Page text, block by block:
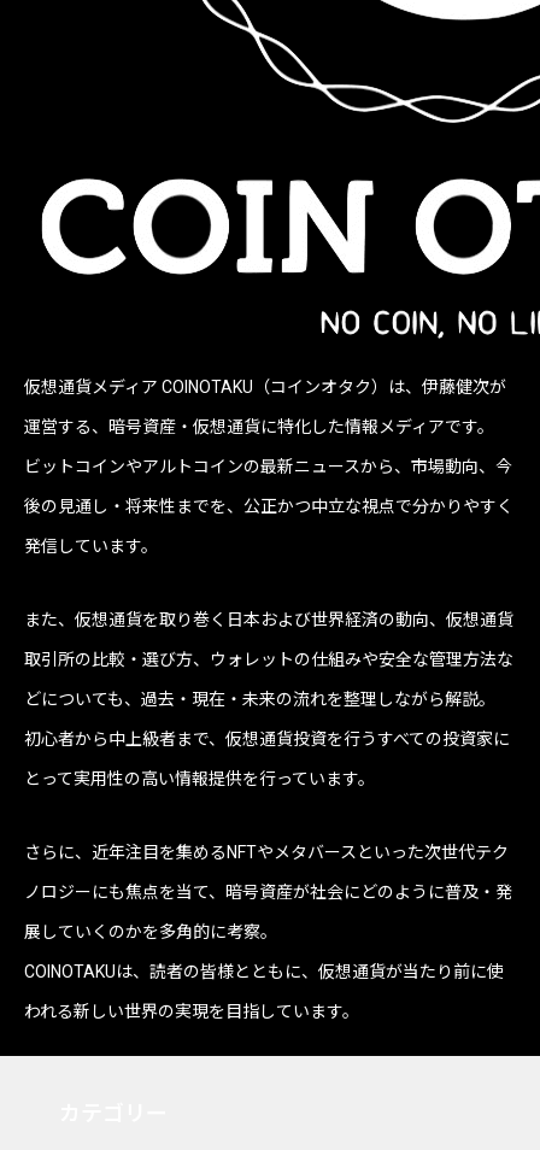
仮想通貨メディア COINOTAKU（コインオタク）は、伊藤健次が
運営する、暗号資産・仮想通貨に特化した情報メディアです。
ビットコインやアルトコインの最新ニュースから、市場動向、今
後の見通し・将来性までを、公正かつ中立な視点で分かりやすく
発信しています。
また、仮想通貨を取り巻く日本および世界経済の動向、仮想通貨
取引所の比較・選び方、ウォレットの仕組みや安全な管理方法な
どについても、過去・現在・未来の流れを整理しながら解説。
初心者から中上級者まで、仮想通貨投資を行うすべての投資家に
とって実用性の高い情報提供を行っています。
さらに、近年注目を集めるNFTやメタバースといった次世代テク
ノロジーにも焦点を当て、暗号資産が社会にどのように普及・発
展していくのかを多角的に考察。
COINOTAKUは、読者の皆様とともに、仮想通貨が当たり前に使
われる新しい世界の実現を目指しています。